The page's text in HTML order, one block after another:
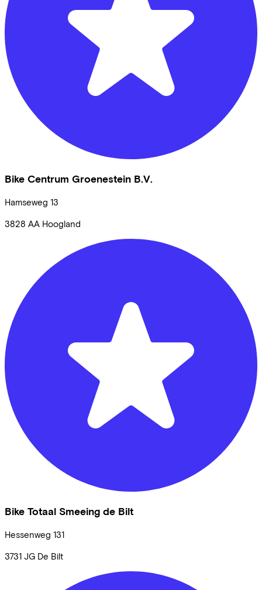
Bike Centrum Groenestein B.V.
Hamseweg 13
3828 AA Hoogland
Bike Totaal Smeeing de Bilt
Hessenweg 131
3731 JG De Bilt